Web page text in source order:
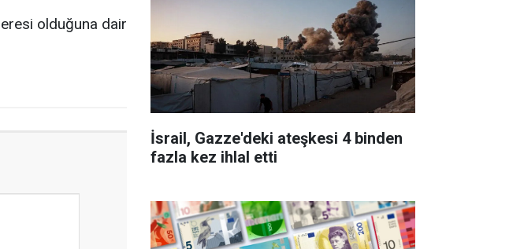
olduğuna dair
İsrail, Gazze'deki ateşkesi 4 binden
fazla kez ihlal etti